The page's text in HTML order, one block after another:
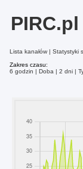
Lista kanałów Statystyki
Zakres czasu:
6 godzin
Doba 2 dni